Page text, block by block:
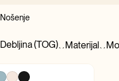
Nošenje
Debljina (TOG) Materijal